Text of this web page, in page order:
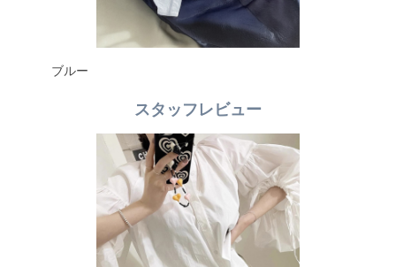
ブルー
スタッフレビュー